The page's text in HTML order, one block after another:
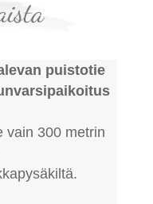
puistotie
vain 300 metrin